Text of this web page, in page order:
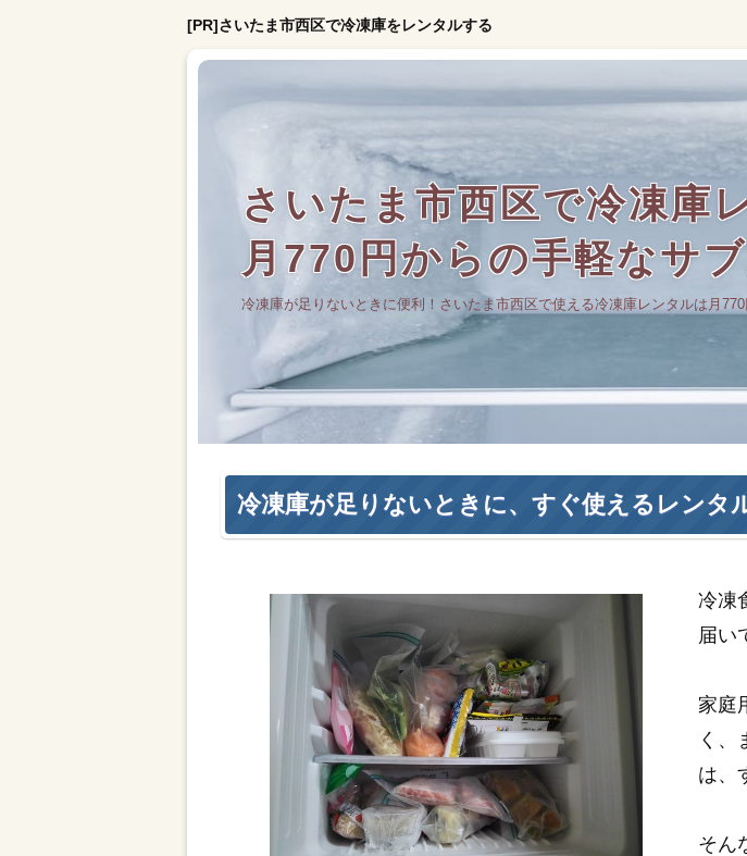
[PR]さいたま市西区で冷凍庫をレンタルする
さいたま市西区で冷凍庫
月770円からの手軽なサ
冷凍庫が足りないときに便利！さいたま市西区で使える冷凍庫レンタルは月
冷凍庫が足りないときに、すぐ使えるレンタ
冷凍
届い
家庭
く、
は、
そん